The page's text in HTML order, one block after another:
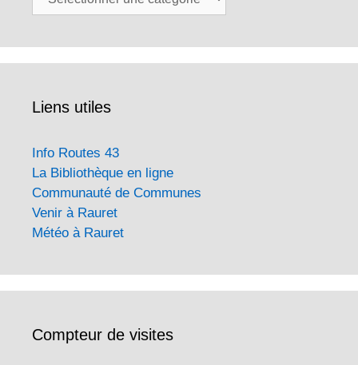
Liens utiles
Info Routes 43
La Bibliothèque en ligne
Communauté de Communes
Venir à Rauret
Météo à Rauret
Compteur de visites